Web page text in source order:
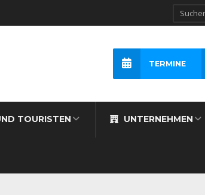
TOURISTEN UNTERNEHMEN
TERMINE